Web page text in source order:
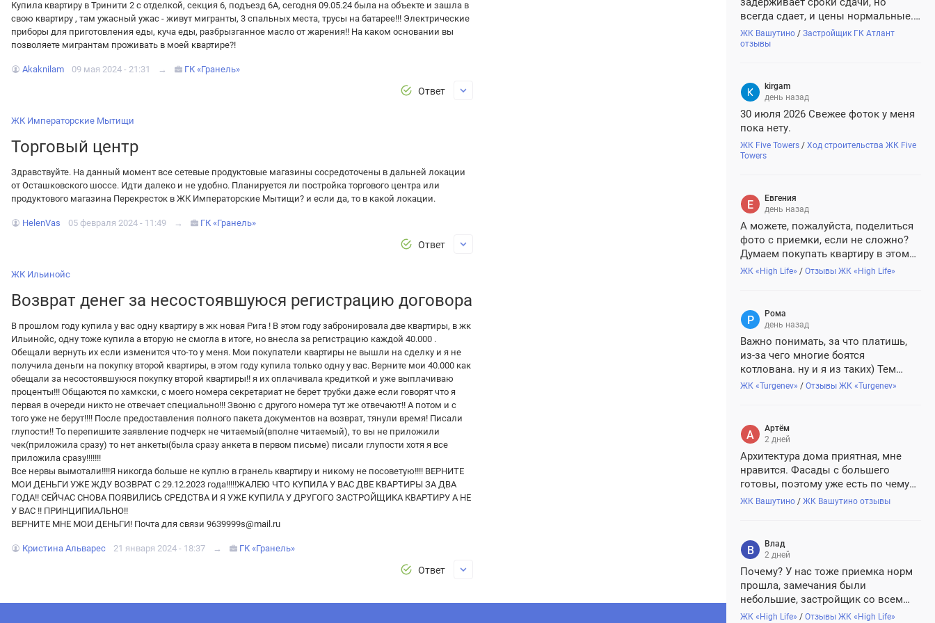
всегда сдает, и цены нормальные.
Плюс аккредитован во всех
крупных банках. Думаю, все будет
ЖК Вашутино / Застройщик ГК Атлант
отзывы
kirgam
день назад
30 июля 2026 Свежее фоток у меня
пока нету.
ЖК Five Towers / Ход строительства ЖК Five
Towers
Евгения
день назад
А можете, пожалуйста, поделиться
фото с приемки, если не сложно?
Думаем покупать квартиру в этом
жк, хочется понимать, с чем
ЖК «High Life» / Отзывы ЖК «High Life»
Рома
день назад
Важно понимать, за что платишь,
из-за чего многие боятся
котлована. ну и я из таких) Тем
более когда за ту же стоимость
что квартиры с отделкой уже
готовые, качественные
натуральные...
ЖК «Turgenev» / Отзывы ЖК «Turgenev»
Артём
2 дней
Архитектура дома приятная, мне
нравится. Фасады с большего
готовы, поэтому уже есть по чему
судить. Надеюсь, застройщик не
рендерах все выглядит дорого.
ЖК Вашутино / ЖК Вашутино отзывы
Влад
2 дней
Почему? У нас тоже приемка норм
прошла, замечания были
небольшие, застройщик со всем
согласился. Качество нормальное.
ЖК «High Life» / Отзывы ЖК «High Life»
Купила квартиру в Тринити 2 с отделкой, секция 6, подъезд 6А, сегодня 09.05.24 была на объекте и зашла в
свою квартиру , там ужасный ужас - живут мигранты, 3 спальных места, трусы на батарее!!! Электрические
приборы для приготовления еды, куча еды, разбрызганное масло от жарения!! На каком основании вы
позволяете мигрантам проживать в моей квартире?!
Akaknilam 09 мая 2024 - 21:31 → ГК «Гранель»
Ответ
ЖК Императорские Мытищи
Торговый центр
Здравствуйте. На данный момент все сетевые продуктовые магазины сосредоточены в дальней локации
от Осташковского шоссе. Идти далеко и не удобно. Планируется ли постройка торгового центра или
продуктового магазина Перекресток в ЖК Императорские Мытищи? и если да, то в какой локации.
HelenVas 05 февраля 2024 - 11:49 → ГК «Гранель»
Ответ
ЖК Ильинойс
Возврат денег за несостоявшуюся регистрацию договора
В прошлом году купила у вас одну квартиру в жк новая Рига ! В этом году забронировала две квартиры, в жк
Ильинойс, одну тоже купила а вторую не смогла в итоге, но внесла за регистрацию каждой 40.000 .
Обещали вернуть их если изменится что-то у меня. Мои покупатели квартиры не вышли на сделку и я не
получила деньги на покупку второй квартиры, в этом году купила только одну у вас. Верните мои 40.000 как
обещали за несостоявшуюся покупку второй квартиры!! я их оплачивала кредиткой и уже выплачиваю
проценты!!! Общаются по хамкски, с моего номера секретариат не берет трубки даже если говорят что я
первая в очереди никто не отвечает специально!!! Звоню с другого номера тут же отвечают!! А потом и с
того уже не берут!!!! После предоставления полного пакета документов на возврат, тянули время! Писали
глупости!! То перепишите заявление подчерк не читаемый(вполне читаемый), то вы не приложили
чек(приложила сразу) то нет анкеты(была сразу анкета в первом письме) писали глупости хотя я все
приложила сразу!!!!!!!
Все нервы вымотали!!!!Я никогда больше не куплю в гранель квартиру и никому не посоветую!!!! ВЕРНИТЕ
МОИ ДЕНЬГИ УЖЕ ЖДУ ВОЗВРАТ С 29.12.2023 года!!!!!ЖАЛЕЮ ЧТО КУПИЛА У ВАС ДВЕ КВАРТИРЫ ЗА ДВА
ГОДА!! СЕЙЧАС СНОВА ПОЯВИЛИСЬ СРЕДСТВА И Я УЖЕ КУПИЛА У ДРУГОГО ЗАСТРОЙЩИКА КВАРТИРУ А НЕ
У ВАС !! ПРИНЦИПИАЛЬНО!!
ВЕРНИТЕ МНЕ МОИ ДЕНЬГИ! Почта для связи 9639999s@mail.ru
Кристина Альварес 21 января 2024 - 18:37 → ГК «Гранель»
Ответ